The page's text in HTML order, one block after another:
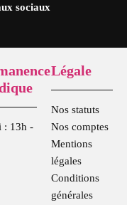
sociaux
: 13h -
Légale
Nos statuts
Nos comptes
Mentions
légales
Conditions
générales